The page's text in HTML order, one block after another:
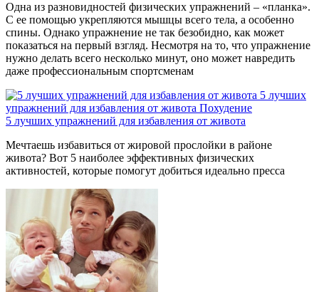
Одна из разновидностей физических упражнений – «планка».
С ее помощью укрепляются мышцы всего тела, а особенно
спины. Однако упражнение не так безобидно, как может
показаться на первый взгляд. Несмотря на то, что упражнение
нужно делать всего несколько минут, оно может навредить
даже профессиональным спортсменам
5 лучших
упражнений для избавления от живота Похудение
5 лучших упражнений для избавления от живота
Мечтаешь избавиться от жировой прослойки в районе
живота? Вот 5 наиболее эффективных физических
активностей, которые помогут добиться идеально пресса